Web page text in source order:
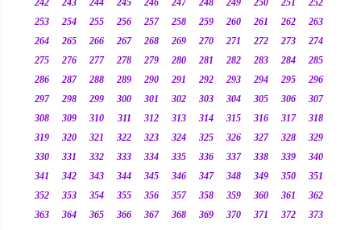
253
254 255 256 257 258 259 260 261 262
263
264
265 266 267 268 269 270 271 272 273
274
275
276 277 278 279 280 281 282 283 284
285
286
287 288 289 290 291 292 293 294 295
296
297
298 299 300 301 302 303 304 305 306
307
308
309 310 311 312 313 314 315 316 317
318
319
320 321 322 323 324 325 326 327 328
329
330
331 332 333 334 335 336 337 338 339
340
341
342 343 344 345 346 347 348 349 350
351
352
353 354 355 356 357 358 359 360 361
362
363
364 365 366 367 368 369 370 371 372
373